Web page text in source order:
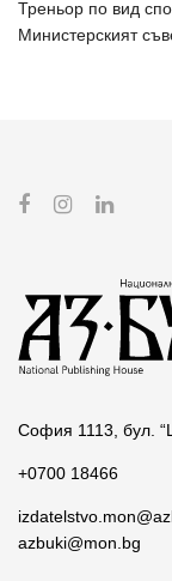
Треньор по вид
Министерският
София 1113, бул.
+0700 18466
azbuki@mon.bg